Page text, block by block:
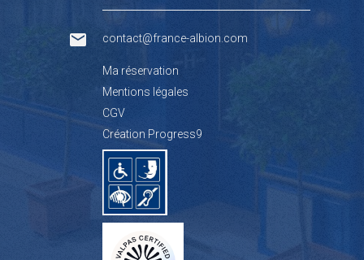
contact@france-albion.com
Ma réservation
Mentions légales
CGV
Création Progress9